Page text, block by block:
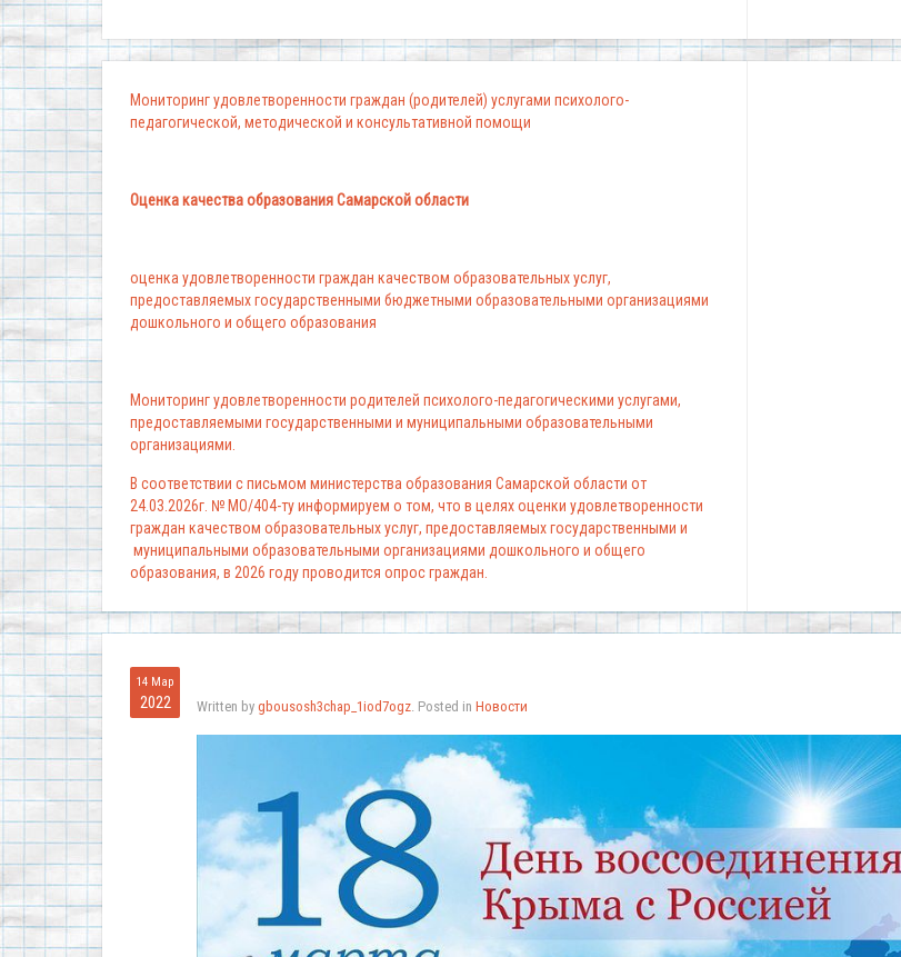
Мониторинг удовлетворенности граждан (родителей) услугами психолого-
педагогической, методической и консультативной помощи
Оценка качества образования Самарской области
оценка удовлетворенности граждан качеством образовательных услуг,
предоставляемых государственными бюджетными образовательными организациями
дошкольного и общего образования
Мониторинг удовлетворенности родителей психолого-педагогическими услугами,
предоставляемыми государственными и муниципальными образовательными
организациями.
В соответствии с письмом министерства образования Самарской области от
24.03.2026г. № МО/404-ту информируем о том, что в целях оценки удовлетворенности
граждан качеством образовательных услуг, предоставляемых государственными и
муниципальными образовательными организациями дошкольного и общего
образования, в 2026 году проводится опрос граждан.
14 Мар
2022 Written by gbousosh3chap_1iod7ogz. Posted in Новости